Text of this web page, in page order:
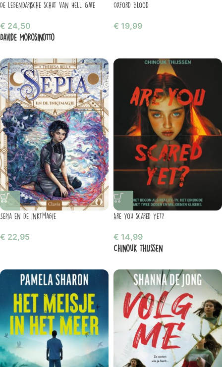
De legendarische schat van Hell Gate
€ 24,50
Davide Morosinotto
Oxford Blood
€ 19,99
Sepia en de inktmagie
€ 22,95
Are you scared yet?
€ 14,99
Chinouk Thijssen